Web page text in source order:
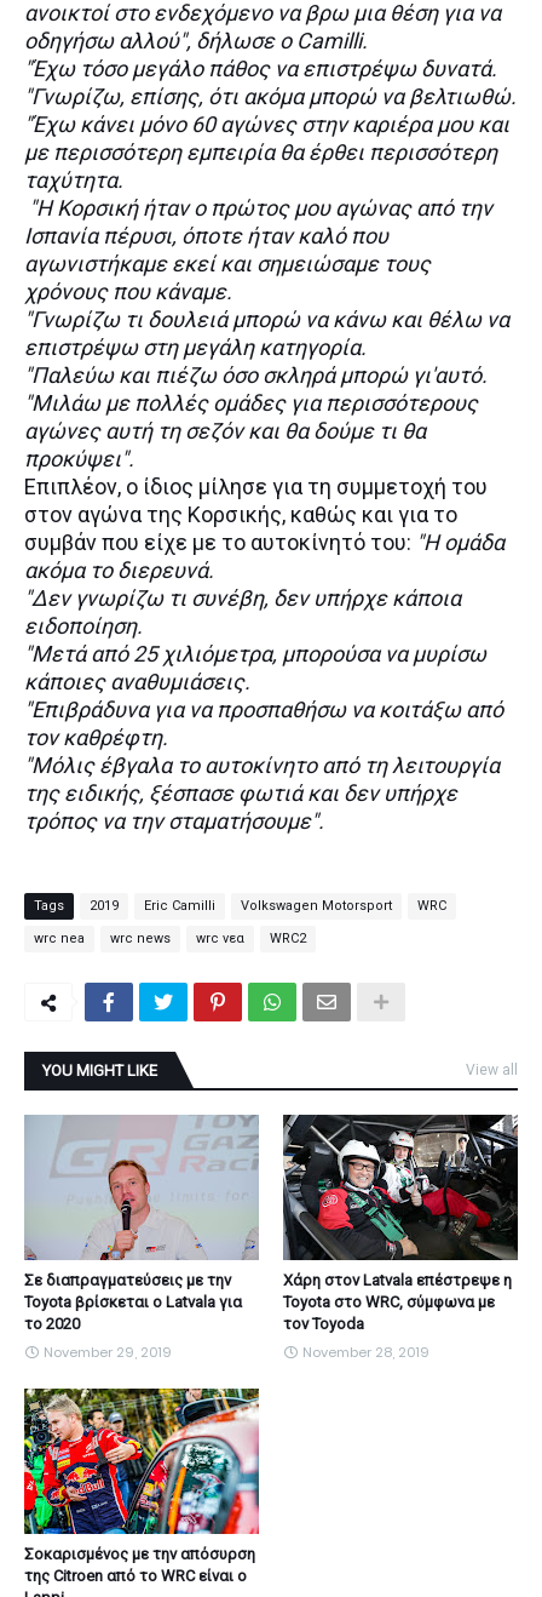
ανοικτοί στο ενδεχόμενο να βρω μια θέση για να
οδηγήσω αλλού", δήλωσε ο Camilli.
"Έχω τόσο μεγάλο πάθος να επιστρέψω δυνατά.
"Γνωρίζω, επίσης, ότι ακόμα μπορώ να βελτιωθώ.
"Έχω κάνει μόνο 60 αγώνες στην καριέρα μου και
με περισσότερη εμπειρία θα έρθει περισσότερη
ταχύτητα.
"Η Κορσική ήταν ο πρώτος μου αγώνας από την
Ισπανία πέρυσι, όποτε ήταν καλό που
αγωνιστήκαμε εκεί και σημειώσαμε τους
χρόνους που κάναμε.
"Γνωρίζω τι δουλειά μπορώ να κάνω και θέλω να
επιστρέψω στη μεγάλη κατηγορία.
"Παλεύω και πιέζω όσο σκληρά μπορώ γι'αυτό.
"Μιλάω με πολλές ομάδες για περισσότερους
αγώνες αυτή τη σεζόν και θα δούμε τι θα
προκύψει".
Επιπλέον, ο ίδιος μίλησε για τη συμμετοχή του
στον αγώνα της Κορσικής, καθώς και για το
συμβάν που είχε με το αυτοκίνητό του: "Η ομάδα
ακόμα το διερευνά.
"Δεν γνωρίζω τι συνέβη, δεν υπήρχε κάποια
ειδοποίηση.
"Μετά από 25 χιλιόμετρα, μπορούσα να μυρίσω
κάποιες αναθυμιάσεις.
"Επιβράδυνα για να προσπαθήσω να κοιτάξω από
τον καθρέφτη.
"Μόλις έβγαλα το αυτοκίνητο από τη λειτουργία
της ειδικής, ξέσπασε φωτιά και δεν υπήρχε
τρόπος να την σταματήσουμε".
Tags 2019 Eric Camilli Volkswagen Motorsport WRC
wrc nea wrc news wrc νεα WRC2
YOU MIGHT LIKE View all
Σε διαπραγματεύσεις με την
Toyota βρίσκεται ο Latvala για
το 2020
November 29, 2019
Χάρη στον Latvala επέστρεψε η
Toyota στο WRC, σύμφωνα με
τον Toyoda
November 28, 2019
Σοκαρισμένος με την απόσυρση
της Citroen από το WRC είναι ο